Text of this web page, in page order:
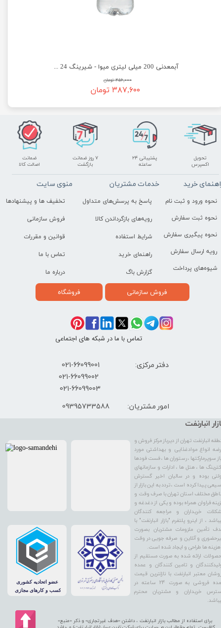
آبمعدنی 200 میلی لیتری میوا - شیرینگ 24 عددی
۴۵۶,۰۰۰ تومان
۳۸۷,۶۰۰ تومان
انبارنفت
انبارنفت تهران از دیرباز مرکز فروش و
انواع موادغذایی و بهداشتی مورد
سوپرمارکتها ، رستوران ها ، فست فودها
ها ، هتل ها ، ادارات و سازمانهای
بوده و در سالیان اخیر گسترش
پیدا کرده است ، تردد به این بازار از
مختلف استان تهران با صرف وقت و
فراوان همراه بوده و یکی از دغدغه و
خریداران و مراجعه کنندگان
، از اینرو پلتفرم "بازار انبارنفت" با
تأمین ملزومات مشتریان بصورت
و آنلاین و صرفه جویی در وقت
ها طراحی و ایجاد شده است.
ارائه شده به صورت مستقیم از
و تامین کنندگان و عمده
معتبر انبارنفت با نازلترین قیمت
عمده فروشی به صورت 24 ساعته در
خریداران و مشتریان محترم
برای استفاده از مطالب بازار انبارنفت ، داشتن «هدف غیرتجاری» و ذکر «منبع»
تحویل
اکسپرس
پشتیبانی ۲۴
ساعته
۷ روز ضمانت
بازگشت
ضمانت
اصالت کالا
خرید
نحوه ورود و ثبت نام
نحوه ثبت سفارش
نحوه پیگیری سفارش
رویه ارسال سفارش
شیوه‌های پرداخت
خدمات مشتریان
پاسخ به پرسش‌های متداول
رویه‌های بازگرداندن کالا
شرایط استفاده
راهنمای خرید
گزارش باگ
منوی سایت
تخفیف ها و پیشنهادها
فروش سازمانی
قوانین و مقررات
تماس با ما
درباره ما
فروش سازمانی فروشگاه
دفتر مرکزی: 66099001-021
امور مشتریان:
​021-66099002
تماس با ما در شبکه های اجتماعی